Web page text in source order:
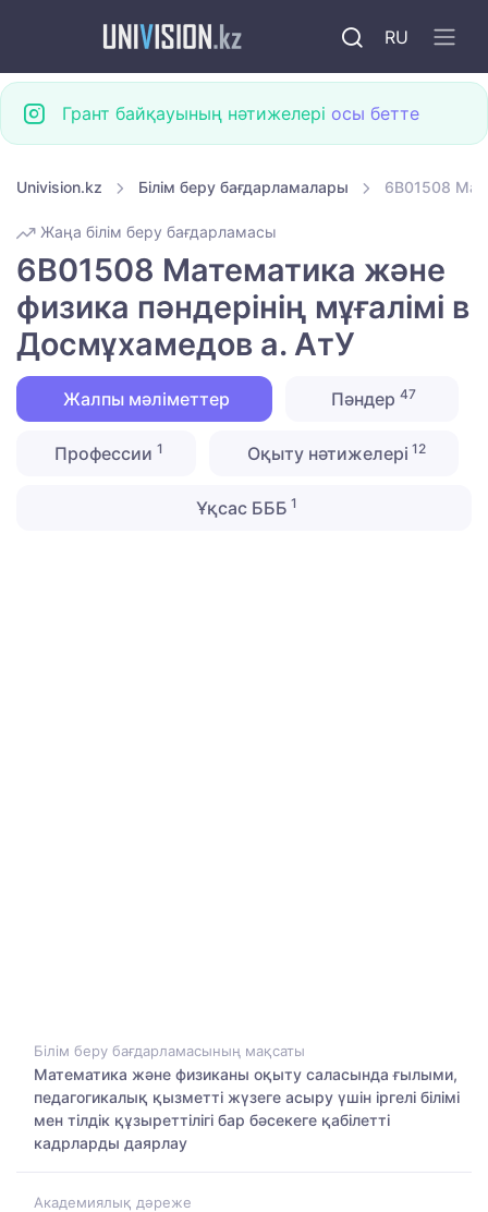
RU
Грант байқауының нәтижелері осы бетте
Univision.kz Білім беру бағдарламалары 6B01508
Жаңа білім беру бағдарламасы
6B01508 Математика және
физика пәндерінің мұғалімі в
Досмұхамедов а. АтУ
Жалпы мәліметтер Пәндер47
Профессии 1 Оқыту нәтижелері 12
Ұқсас БББ 1
Білім беру бағдарламасының мақсаты
Математика және физиканы оқыту саласында ғылыми,
педагогикалық қызметті жүзеге асыру үшін іргелі білімі
мен тілдік құзыреттілігі бар бәсекеге қабілетті
кадрларды даярлау
Академиялық дәреже